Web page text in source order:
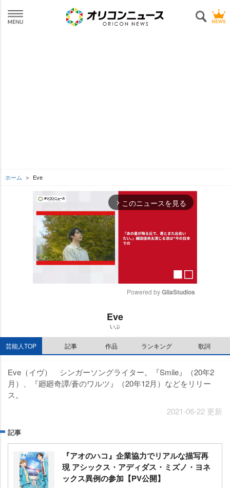
ホーム Eve
arrow_forward_ios このニュースを見る
Powered by GliaStudios
Eve
いぶ
芸能人TOP 記事 作品 ランキング 歌詞
Eve（イヴ） シンガーソングライター。『Smile』（20年2
月）、『廻廻奇譚/蒼のワルツ』（20年12月）などをリリー
ス。
2021-06-22 更新
記事
『アオのハコ』企業協力でリアルな描写再
現 アシックス・アディダス・ミズノ・ヨネ
ックス異例の参加【PV公開】